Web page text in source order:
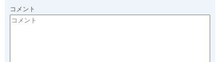
コメント